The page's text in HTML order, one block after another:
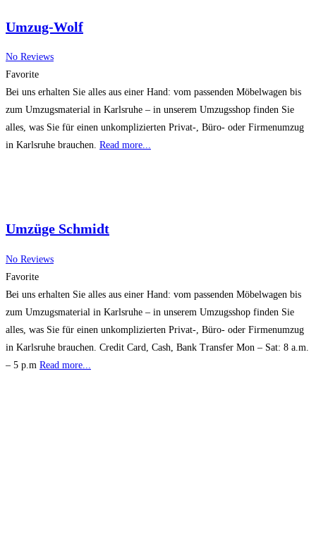
Umzug-Wolf
No Reviews
Favorite
Bei uns erhalten Sie alles aus einer Hand: vom passenden Möbelwagen bis
zum Umzugsmaterial in Karlsruhe – in unserem Umzugsshop finden Sie
alles, was Sie für einen unkomplizierten Privat-, Büro- oder Firmenumzug
in Karlsruhe brauchen. Read more...
Umzüge Schmidt
No Reviews
Favorite
Bei uns erhalten Sie alles aus einer Hand: vom passenden Möbelwagen bis
zum Umzugsmaterial in Karlsruhe – in unserem Umzugsshop finden Sie
alles, was Sie für einen unkomplizierten Privat-, Büro- oder Firmenumzug
in Karlsruhe brauchen. Credit Card, Cash, Bank Transfer Mon – Sat: 8 a.m.
– 5 p.m Read more...